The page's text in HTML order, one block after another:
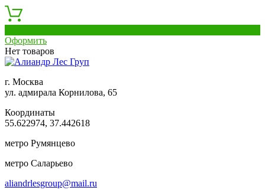
Оформить
Нет товаров
г. Москва
ул. адмирала Корнилова, 65
Координаты
55.622974, 37.442618
метро Румянцево
метро Саларьево
aliandrlesgroup@mail.ru